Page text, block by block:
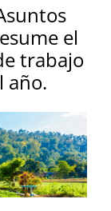
el
trabajo
año.